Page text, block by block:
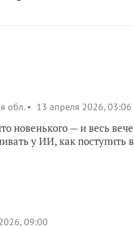
обл. 13 апреля 2026, 03:06
новенького — и весь
у ИИ, как поступить
09:00